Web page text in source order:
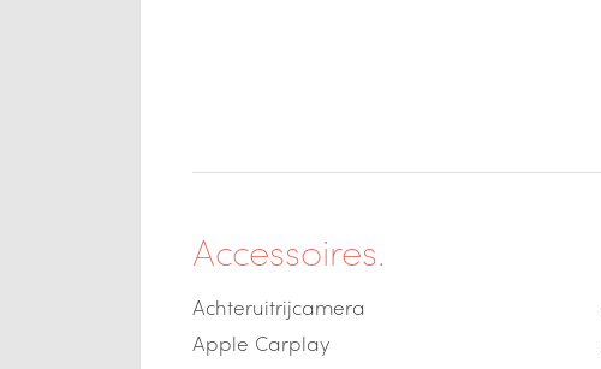
Accessoires.
Achteruitrijcamera
Apple Carplay